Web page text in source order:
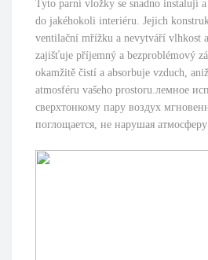
Tyto parní vložky se snadno instalují
do jakéhokoli interiéru. Jejich
ventilační mřížku a nevytváří vlhkost
zajišťuje příjemný a bezproblémový
okamžitě čistí a absorbuje vzduch,
atmosféru vašeho prostoru.лемное
сверхтонкому пару воздух
поглощается, не нарушая